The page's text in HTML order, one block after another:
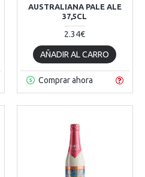
AUSTRALIANA PALE ALE
37,5CL
2.34€
AÑADIR AL CARRO
Comprar ahora